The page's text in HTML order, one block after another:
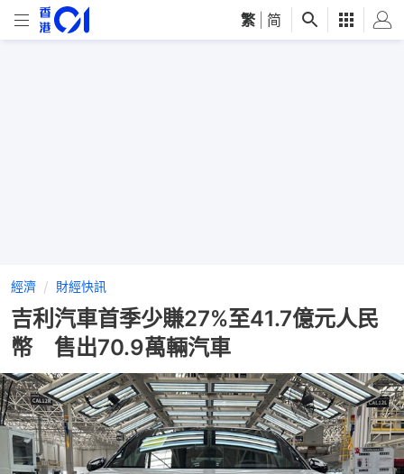
繁 简
經濟 財經快訊
吉利汽車首季少賺27%至41.7億元人民
幣 售出70.9萬輛汽車